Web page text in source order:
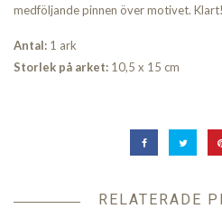
medföljande pinnen över motivet. Klart!
Antal: 1 ark
Storlek på arket: 10,5 x 15 cm
RELATERADE